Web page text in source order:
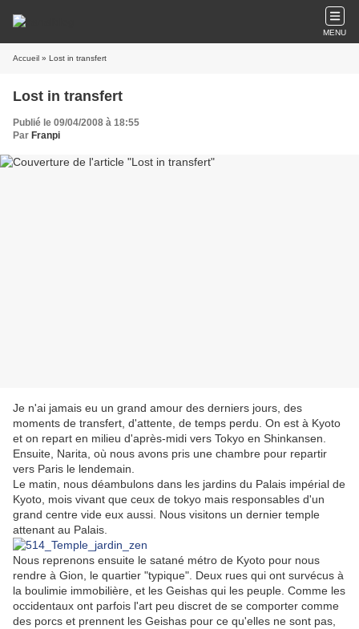
MENU
Accueil » Lost in transfert
Lost in transfert
Publié le 09/04/2008 à 18:55
Par Franpi
Je n'ai jamais eu un grand amour des derniers jours, des
moments de transfert, d'attente, de temps perdu. On est à Kyoto
et on repart en milieu d'après-midi vers Tokyo en Shinkansen.
Ensuite, Narita, où nous avons pris une chambre pour repartir
vers Paris le lendemain.
Le matin, nous déambulons dans les jardins du Palais impérial de
Kyoto, mois vivant que ceux de tokyo mais responsables d'un
grand centre vide eux aussi. Nous visitons un dernier temple
attenant au Palais.
Nous reprenons ensuite le satané métro de Kyoto pour nous
rendre à Gion, le quartier "typique". Deux rues qui ont survécus à
la boulimie immobilière, et les Geishas qui les peuple. Comme les
occidentaux ont parfois l'art peu discret de se comporter comme
des porcs et prennent les Geishas pour ce qu'elles ne sont pas,